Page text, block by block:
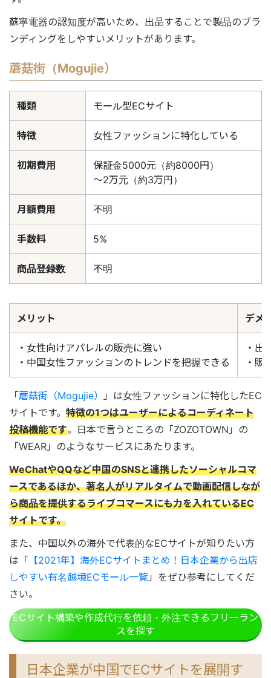
蘇寧電器の認知度が高いため、出品することで製品のブラ
ンディングをしやすいメリットがあります。
蘑菇街（Mogujie）
種類 モール型ECサイト
特徴 女性ファッションに特化している
初期費用
保証金5000元（約8000円）
〜2万元（約3万円）
月額費用 不明
手数料 5%
商品登録数 不明
メリット デメ
・女性向けアパレルの販売に強い
・中国女性ファッションのトレンドを把握できる
・出
・販
「蘑菇街（Mogujie）
」は女性ファッションに特化したEC
サイトです。 特徴の1つはユーザーによるコーディネート
投稿機能です。日本で言うところの「ZOZOTOWN」の
「WEAR」のようなサービスにあたります。
WeChatやQQなど中国のSNSと連携したソーシャルコマ
ースであるほか、著名人がリアルタイムで動画配信しなが
ら商品を提供するライブコマースにも力を入れているEC
サイトです。
また、中国以外の海外で代表的なECサイトが知りたい方
は「 【2021年】海外ECサイトまとめ！日本企業から出店
しやすい有名越境ECモール一覧 」をぜひ参考にしてくだ
さい。
ECサイト構築や作成代行を依頼・外注できるフリーラン
スを探す
日本企業が中国でECサイトを展開す